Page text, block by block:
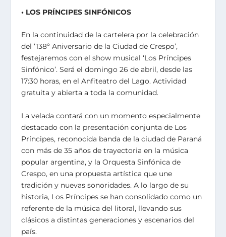
• LOS PRÍNCIPES SINFÓNICOS
En la continuidad de la cartelera por la celebración
del ‘138º Aniversario de la Ciudad de Crespo’,
festejaremos con el show musical ‘Los Príncipes
Sinfónico’. Será el domingo 26 de abril, desde las
17:30 horas, en el Anfiteatro del Lago. Actividad
gratuita y abierta a toda la comunidad.
La velada contará con un momento especialmente
destacado con la presentación conjunta de Los
Príncipes, reconocida banda de la ciudad de Paraná
con más de 35 años de trayectoria en la música
popular argentina, y la Orquesta Sinfónica de
Crespo, en una propuesta artística que une
tradición y nuevas sonoridades. A lo largo de su
historia, Los Príncipes se han consolidado como un
referente de la música del litoral, llevando sus
clásicos a distintas generaciones y escenarios del
país.